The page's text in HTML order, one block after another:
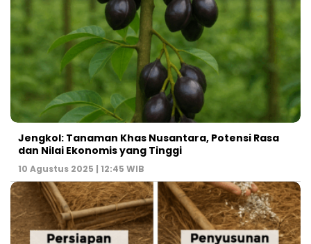
Jengkol: Tanaman Khas Nusantara, Potensi Rasa
dan Nilai Ekonomis yang Tinggi
10 Agustus 2025 | 12:45 WIB